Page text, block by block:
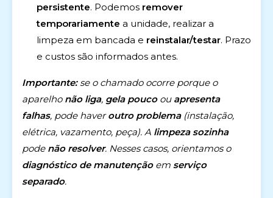
persistente. Podemos remover
temporariamente a unidade, realizar a
limpeza em bancada e reinstalar/testar. Prazo
e custos são informados antes.
Importante:se o chamado ocorre porque o
aparelho não liga, gela poucoou apresenta
falhas, pode haveroutro problema(instalação,
elétrica, vazamento, peça). A limpeza sozinha
pode não resolver. Nesses casos, orientamos o
diagnóstico de manutençãoem serviço
separado.